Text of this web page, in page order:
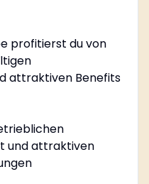
profitierst du von
attraktiven Benefits
und attraktiven